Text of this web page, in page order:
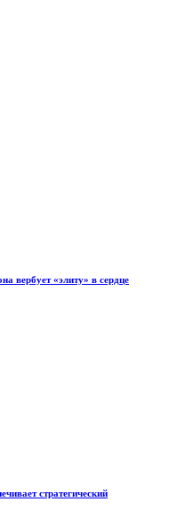
вербует «элиту» в сердце
стратегический